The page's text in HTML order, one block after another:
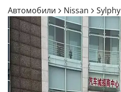
Aвтомобили Nissan Sylphy